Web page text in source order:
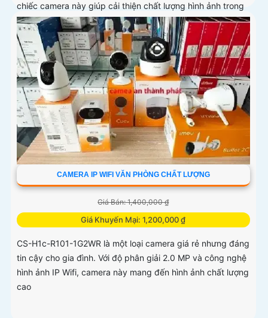
chiếc camera này giúp cải thiện chất lượng hình ảnh trong
mọi điều kiện ánh sáng
CAMERA IP WIFI VĂN PHÒNG CHẤT LƯỢNG
Giá Bán: 1,400,000 ₫
Giá Khuyến Mại: 1,200,000 ₫
CS-H1c-R101-1G2WR là một loại camera giá rẻ nhưng đáng
tin cậy cho gia đình. Với độ phân giải 2.0 MP và công nghệ
hình ảnh IP Wifi, camera này mang đến hình ảnh chất lượng
cao